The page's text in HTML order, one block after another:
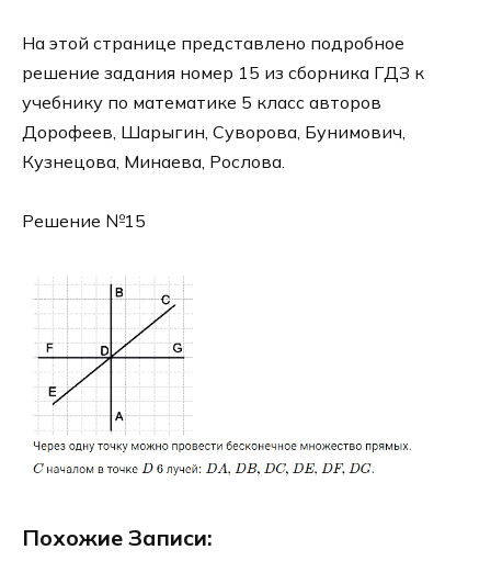
На этой странице представлено подробное
решение задания номер 15 из сборника ГДЗ к
учебнику по математике 5 класс авторов
Дорофеев, Шарыгин, Суворова, Бунимович,
Кузнецова, Минаева, Рослова.
Решение №15
Похожие Записи: